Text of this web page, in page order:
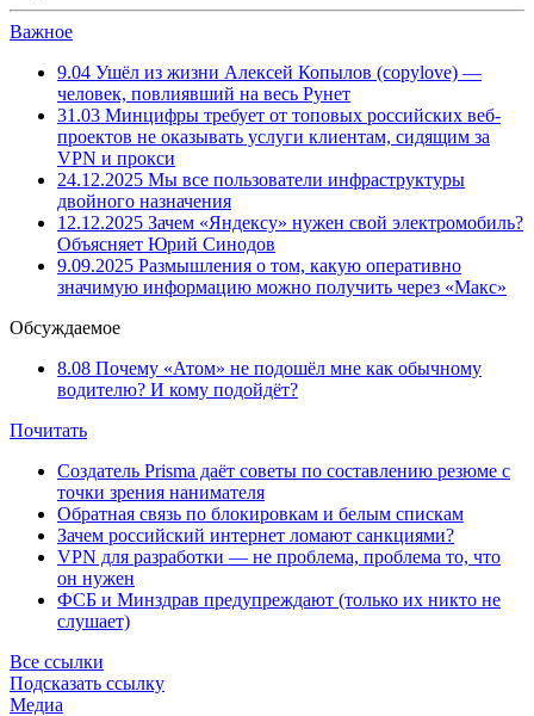
Важное
9.04 Ушёл из жизни Алексей Копылов (copylove) —
человек, повлиявший на весь Рунет
31.03 Минцифры требует от топовых российских веб-
проектов не оказывать услуги клиентам, сидящим за
VPN и прокси
24.12.2025 Мы все пользователи инфраструктуры
двойного назначения
12.12.2025 Зачем «Яндексу» нужен свой электромобиль?
Объясняет Юрий Синодов
9.09.2025 Размышления о том, какую оперативно
значимую информацию можно получить через «Макс»
Обсуждаемое
8.08 Почему «Атом» не подошёл мне как обычному
водителю? И кому подойдёт?
Почитать
Создатель Prisma даёт советы по составлению резюме с
точки зрения нанимателя
Обратная связь по блокировкам и белым спискам
Зачем российский интернет ломают санкциями?
VPN для разработки — не проблема, проблема то, что
он нужен
ФСБ и Минздрав предупреждают (только их никто не
слушает)
Все ссылки
Подсказать ссылку
Медиа